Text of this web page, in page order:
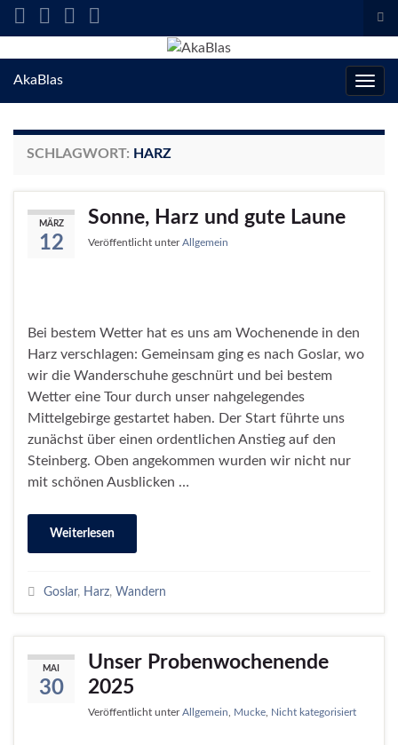
AkaBlas
SCHLAGWORT: HARZ
MÄRZ
12
Sonne, Harz und gute Laune
Veröffentlicht unterAllgemein
Bei bestem Wetter hat es uns am Wochenende in den
Harz verschlagen: Gemeinsam ging es nach Goslar, wo
wir die Wanderschuhe geschnürt und bei bestem
Wetter eine Tour durch unser nahgelegendes
Mittelgebirge gestartet haben. Der Start führte uns
zunächst über einen ordentlichen Anstieg auf den
Steinberg. Oben angekommen wurden wir nicht nur
mit schönen Ausblicken …
Weiterlesen
Goslar, Harz, Wandern
MAI
30
Unser Probenwochenende
2025
Veröffentlicht unterAllgemein Mucke Nicht kategorisiert